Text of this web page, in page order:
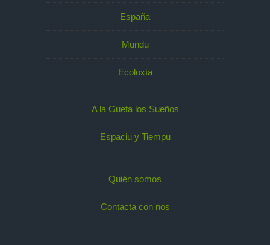
España
Mundu
Ecoloxía
A la Gueta los Sueños
Espaciu y Tiempu
Quién somos
Contacta con nos